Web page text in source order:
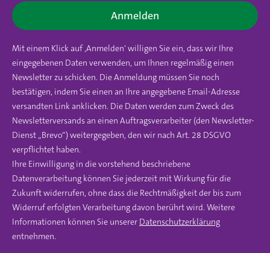
Anmelden
Mit einem Klick auf ‚Anmelden‘ willigen Sie ein, dass wir Ihre
eingegebenen Daten verwenden, um Ihnen regelmäßig einen
Newsletter zu schicken. Die Anmeldung müssen Sie noch
bestätigen, indem Sie einen an Ihre angegebene Email-Adresse
versandten Link anklicken. Die Daten werden zum Zweck des
Newsletterversands an einen Auftragsverarbeiter (den Newsletter-
Dienst „Brevo“) weitergegeben, den wir nach Art. 28 DSGVO
verpflichtet haben.
Ihre Einwilligung in die vorstehend beschriebene
Datenverarbeitung können Sie jederzeit mit Wirkung für die
Zukunft widerrufen, ohne dass die Rechtmäßigkeit der bis zum
Widerruf erfolgten Verarbeitung davon berührt wird. Weitere
Informationen können Sie unserer Datenschutzerklärung
entnehmen.